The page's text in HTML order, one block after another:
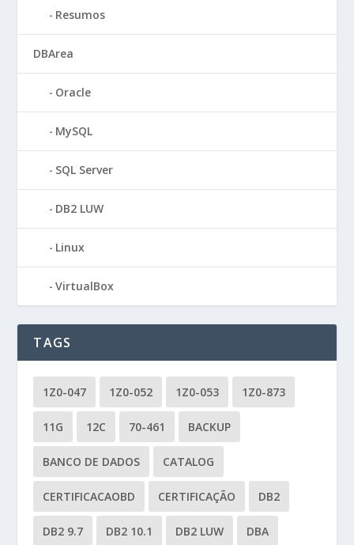
Resumos
DBArea
Oracle
MySQL
SQL Server
DB2 LUW
Linux
VirtualBox
TAGS
1Z0-047 1Z0-052 1Z0-053 1Z0-873
11G 12C 70-461 BACKUP
BANCO DE DADOS CATALOG
CERTIFICACAOBD CERTIFICAÇÃO DB2
DB2 9.7 DB2 10.1 DB2 LUW DBA